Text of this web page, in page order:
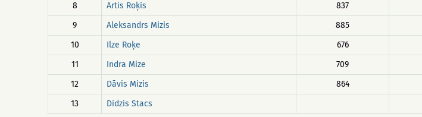
8
Artis Roķis 837
9
Aleksandrs Mizis 885
10
Ilze Roķe 676
11
Indra Mize 709
12
Dāvis Mizis 864
13
Didzis Stacs